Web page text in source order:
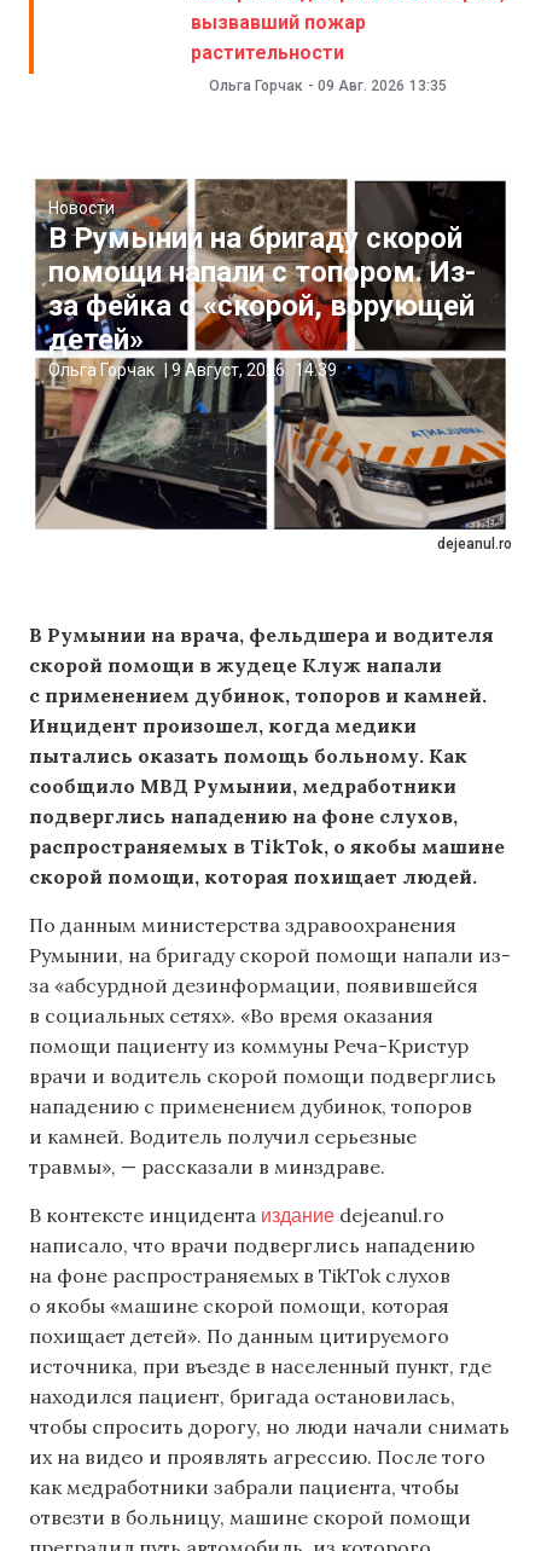
вызвавший пожар
растительности
Ольга Горчак - 09 Авг. 2026 13:35
dejeanul.ro
Новости
В Румынии на бригаду скорой
помощи напали с топором. Из-
за фейка о «скорой, ворующей
детей»
Ольга Горчак 9 Август, 2026 14:39
В Румынии на врача, фельдшера и водителя
скорой помощи в жудеце Клуж напали
с применением дубинок, топоров и камней.
Инцидент произошел, когда медики
пытались оказать помощь больному. Как
сообщило МВД Румынии, медработники
подверглись нападению на фоне слухов,
распространяемых в TikTok, о якобы машине
скорой помощи, которая похищает людей.
По данным министерства здравоохранения
Румынии, на бригаду скорой помощи напали из-
за «абсурдной дезинформации, появившейся
в социальных сетях». «Во время оказания
помощи пациенту из коммуны Реча-Кристур
врачи и водитель скорой помощи подверглись
нападению с применением дубинок, топоров
и камней. Водитель получил серьезные
травмы», — рассказали в минздраве.
В контексте инцидента издание dejeanul.ro
написало, что врачи подверглись нападению
на фоне распространяемых в TikTok слухов
о якобы «машине скорой помощи, которая
похищает детей». По данным цитируемого
источника, при въезде в населенный пункт, где
находился пациент, бригада остановилась,
чтобы спросить дорогу, но люди начали снимать
их на видео и проявлять агрессию. После того
как медработники забрали пациента, чтобы
отвезти в больницу, машине скорой помощи